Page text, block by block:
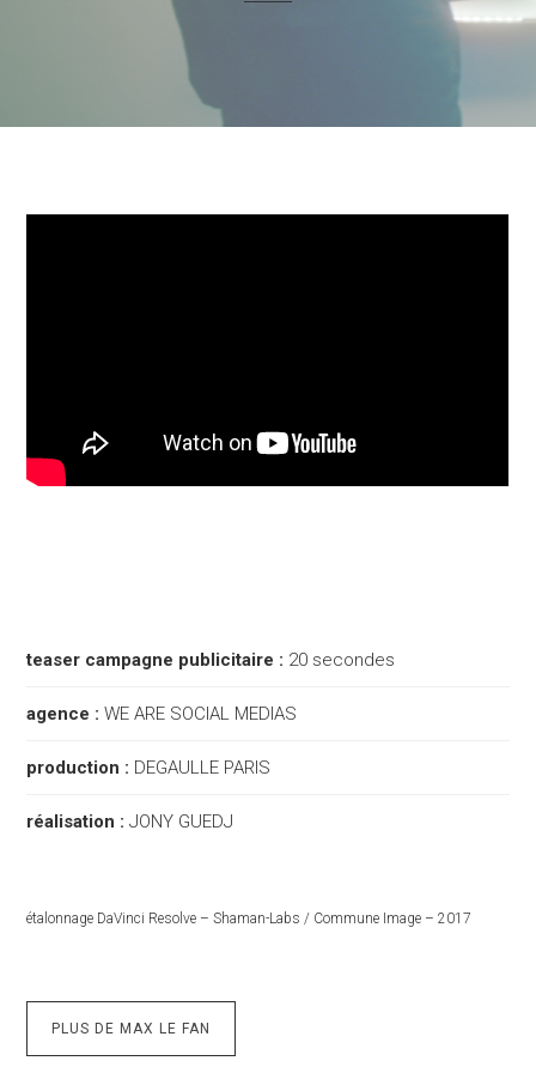
teaser campagne publicitaire : 20 secondes
agence :WE ARE SOCIAL MEDIAS
production : DEGAULLE PARIS
réalisation :JONY GUEDJ
étalonnage DaVinci Resolve – Shaman-Labs / Commune Image – 2017
PLUS DE MAX LE FAN